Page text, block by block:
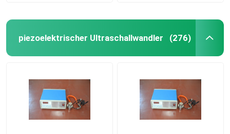
piezoelektrischer Ultraschallwandler (276)